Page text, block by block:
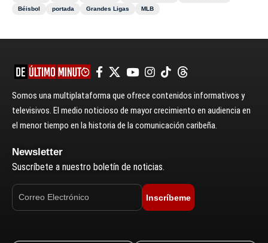
Béisbol
portada Grandes Ligas MLB
Somos una multiplataforma que ofrece contenidos informativos y
televisivos. El medio noticioso de mayor crecimiento en audiencia en
el menor tiempo en la historia de la comunicación caribeña.
Newsletter
Suscríbete a nuestro boletín de noticias.
Inscríbeme